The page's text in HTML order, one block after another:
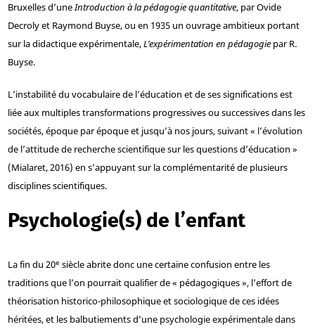
Bruxelles d’uneIntroduction à la pédagogie quantitative, par Ovide
Decroly et Raymond Buyse, ou en 1935 un ouvrage ambitieux portant
sur la didactique expérimentale,L’expérimentation en pédagogiepar R.
Buyse.
L’instabilité du vocabulaire de l’éducation et de ses significations est
liée aux multiples transformations progressives ou successives dans les
sociétés, époque par époque et jusqu’à nos jours, suivant « l’évolution
de l’attitude de recherche scientifique sur les questions d’éducation »
(Mialaret, 2016) en s’appuyant sur la complémentarité de plusieurs
disciplines scientifiques.
Psychologie(s) de l’enfant
La fin du 20e siècle abrite donc une certaine confusion entre les
traditions que l’on pourrait qualifier de « pédagogiques », l’effort de
théorisation historico-philosophique et sociologique de ces idées
héritées, et les balbutiements d’une psychologie expérimentale dans